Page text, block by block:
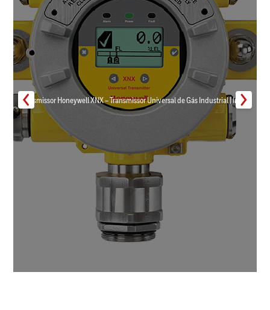
Transmissor Honeywell XNX – Transmissor Universal de Gás Industrial | Inmar